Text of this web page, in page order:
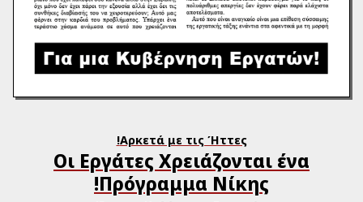
Αρκετά με τις Ήττες!
Οι Εργάτες Χρειάζονται ένα
Πρόγραμμα Νίκης!